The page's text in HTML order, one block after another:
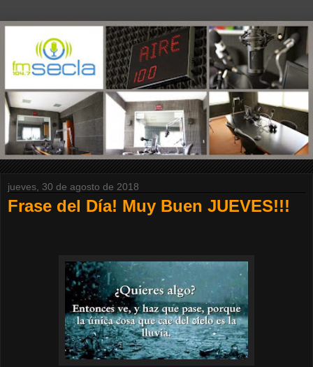
jueves, 30 de agosto de 2018
Frase del Día! Muy Buen JUEVES!!!